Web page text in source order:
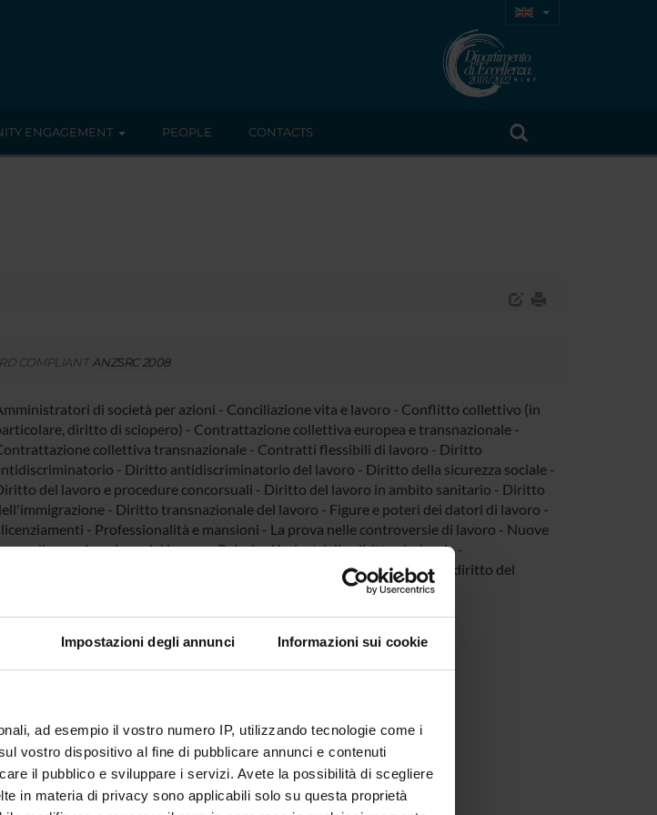
Impostazioni degli annunci Informazioni sui cookie
ad esempio il vostro numero IP, utilizzando tecnologie come i
vostro dispositivo al fine di pubblicare annunci e contenuti
il pubblico e sviluppare i servizi. Avete la possibilità di scegliere
in materia di privacy sono applicabili solo su questa proprietà
ENGAGEMENT PEOPLE CONTACTS
COMPLIANTANZSRC 2008
di società per azioni - Conciliazione vita e lavoro - Conflitto collettivo (in
diritto di sciopero) - Contrattazione collettiva europea e transnazionale -
collettiva transnazionale - Contratti flessibili di lavoro - Diritto
- Diritto antidiscriminatorio del lavoro - Diritto della sicurezza sociale -
del lavoro e procedure concorsuali - Diritto del lavoro in ambito sanitario - Diritto
- Diritto transnazionale del lavoro - Figure e poteri dei datori di lavoro -
licenziamenti - Professionalità e mansioni - La prova nelle controversie di lavoro - Nuove
di organizzazione del lavoro - Relazioni industriali e diritto sindacale -
Responsabilità sociale d'impresa - Salute e sicurezza sul lavoro - Storia del diritto del